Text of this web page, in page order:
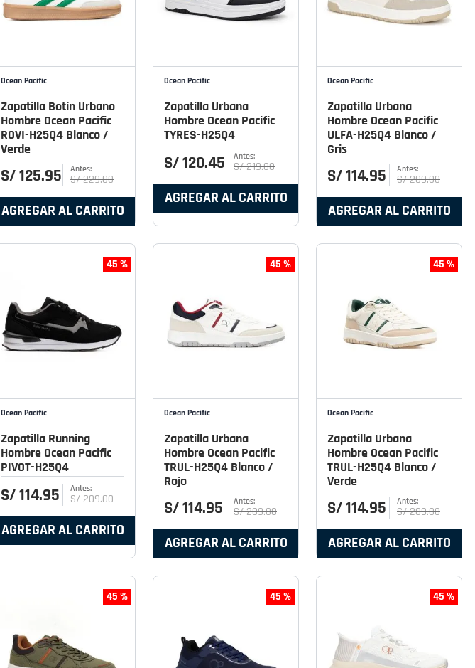
Ocean Pacific
Zapatilla Botín Urbano
Hombre Ocean Pacific
ROVI-H25Q4 Blanco /
Verde
S/125.95 S/229.00
AGREGAR AL CARRITO
Ocean Pacific
Zapatilla Urbana
Hombre Ocean Pacific
TYRES-H25Q4
S/120.45 S/219.00
AGREGAR AL CARRITO
Ocean Pacific
Zapatilla Urbana
Hombre Ocean Pacific
ULFA-H25Q4 Blanco /
Gris
S/114.95 S/209.00
AGREGAR AL CARRITO
45 %
Ocean Pacific
Zapatilla Running
Hombre Ocean Pacific
PIVOT-H25Q4
S/114.95 S/209.00
AGREGAR AL CARRITO
45 %
Ocean Pacific
Zapatilla Urbana
Hombre Ocean Pacific
TRUL-H25Q4 Blanco /
Rojo
S/114.95 S/209.00
AGREGAR AL CARRITO
45 %
Ocean Pacific
Zapatilla Urbana
Hombre Ocean Pacific
TRUL-H25Q4 Blanco /
Verde
S/114.95 S/209.00
AGREGAR AL CARRITO
45 % 45 % 45 %